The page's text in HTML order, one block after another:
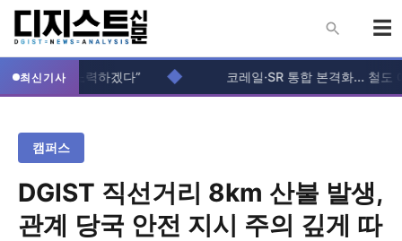
최신기사
소화에 노력하겠다” 코레일·SR 통합 본격화... 철도 예
캠퍼스
DGIST 직선거리 8km 산불 발생,
관계 당국 안전 지시 주의 깊게 따